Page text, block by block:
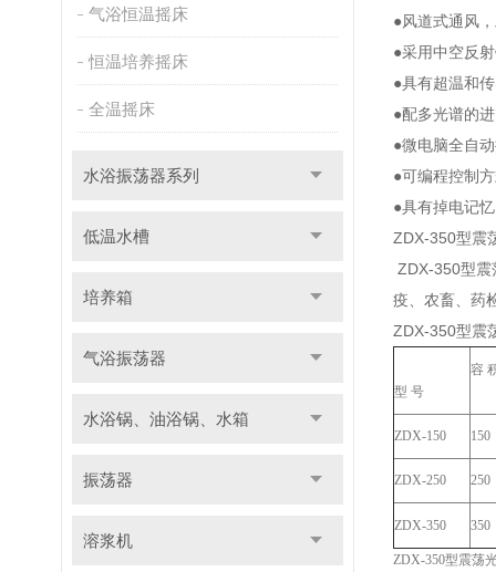
气浴恒温摇床
恒温培养摇床
全温摇床
水浴振荡器系列
低温水槽
培养箱
气浴振荡器
水浴锅、油浴锅、水箱
振荡器
溶浆机
●风道式通风
●采用中空反
●具有超温和
●配多光谱的
●微电脑全自
●可编程控制
●具有掉电记
ZDX-350型震
ZDX-350型震
疫、农畜、药
ZDX-350型震
型 号
容
ZDX-150 150
ZDX-250 250
ZDX-350 350
ZDX-350型震荡